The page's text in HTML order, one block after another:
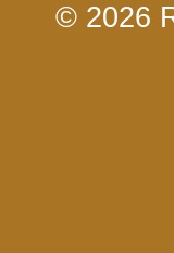
© 2026